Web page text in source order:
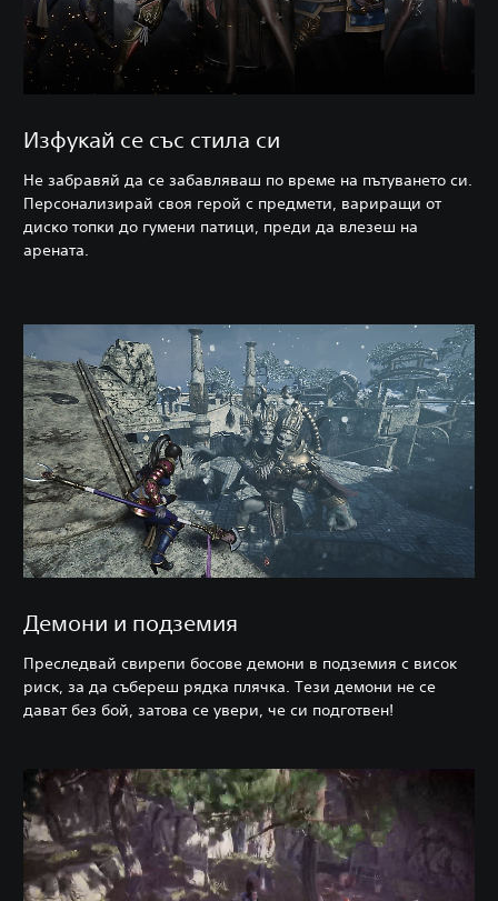
Изфукай се със стила си
Не забравяй да се забавляваш по време на пътуването си.
Персонализирай своя герой с предмети, вариращи от
диско топки до гумени патици, преди да влезеш на
арената.
Демони и подземия
Преследвай свирепи босове демони в подземия с висок
риск, за да събереш рядка плячка. Тези демони не се
дават без бой, затова се увери, че си подготвен!